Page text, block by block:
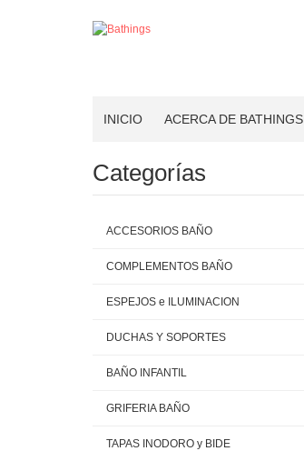
INICIO ACERCA DE BATHINGS
Categorías
ACCESORIOS BAÑO
COMPLEMENTOS BAÑO
ESPEJOS e ILUMINACION
DUCHAS Y SOPORTES
BAÑO INFANTIL
GRIFERIA BAÑO
TAPAS INODORO y BIDE